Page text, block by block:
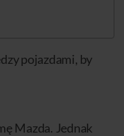
pojazdami, by
Mazda. Jednak